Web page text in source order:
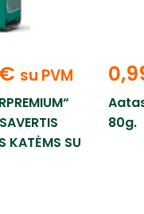
€ su PVM
KATĖMS SU
80g.